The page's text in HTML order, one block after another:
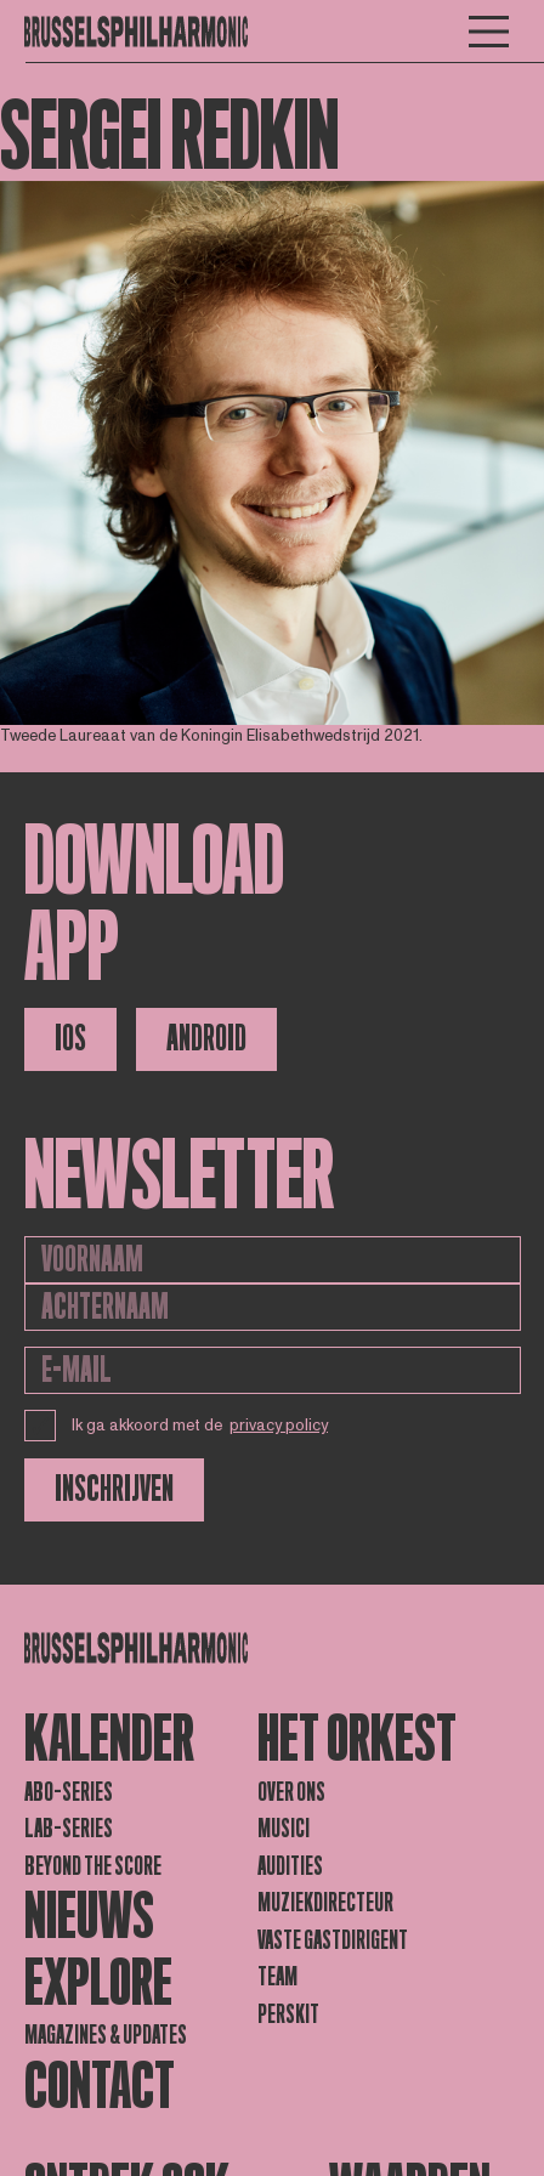
SERGEI REDKIN
Tweede Laureaat van de Koningin Elisabethwedstrijd 2021.
DOWNLOAD
APP
IOS ANDROID
NEWSLETTER
Ik ga akkoord met de privacy policy
INSCHRIJVEN
KALENDER
ABO-SERIES
LAB-SERIES
BEYOND THE SCORE
NIEUWS
EXPLORE
MAGAZINES & UPDATES
CONTACT
HET ORKEST
OVER ONS
MUSICI
AUDITIES
MUZIEKDIRECTEUR
VASTE GASTDIRIGENT
TEAM
PERSKIT